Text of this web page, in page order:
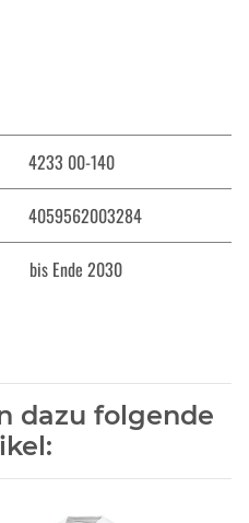
4233 00-140
4059562003284
bis Ende 2030
dazu folgende